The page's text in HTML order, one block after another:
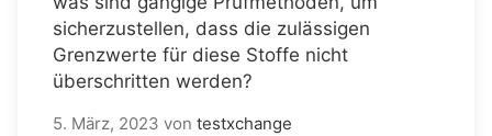
sicherzustellen, dass die zulässigen
Grenzwerte für diese Stoffe nicht
überschritten werden?
5. März, 2023 von testxchange